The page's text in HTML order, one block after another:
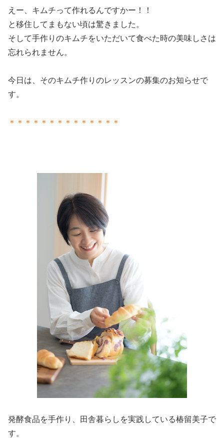
えー、キムチって作れるんですかー！！
と移住してまもない頃は驚きました。
そして手作りのキムチをいただいて食べた時の美味しさは
忘れられません。
今日は、そのキムチ作りのレッスンの募集のお知らせで
す。
＊＊＊＊＊＊＊＊＊＊＊＊＊＊
発酵食品を手作り、田舎暮らしを実践している椿留美子で
す。